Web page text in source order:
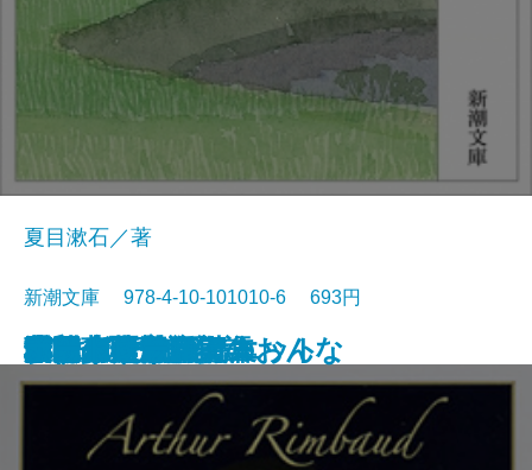
浮雲
卍(まんじ)
デミアン
車輪の下
道草
十五少年漂流記
小川未明童話集
ロミオとジュリエット
蓼喰う虫
虞美人草
夏目漱石／著
新潮文庫 978-4-10-101010-6 693円
ランボー詩集
愛する人達
津軽
猫と庄造と二人のおんな
田園の憂鬱
吉野葛・盲目物語
オセロー
ガリヴァ旅行記
ふらんす物語
ボードレール詩集